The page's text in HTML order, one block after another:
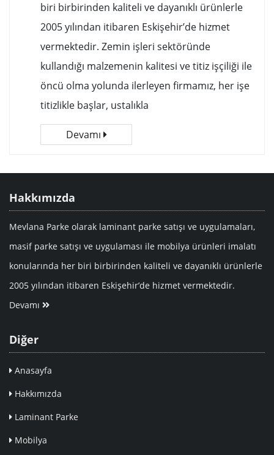
biri birbirinden kaliteli ve dayanıklı ürünlerle
2005 yılından itibaren Eskişehir’de hizmet
vermektedir. Zemin işleri sektöründe
kullandığı malzemenin kalitesi ve titiz işçiliği ile
öncü olma yolunda ilerleyen firmamız, her işe
titizlikle başlar, ustalıkla
Devamı
Hakkımızda
Mevlana Parke olarak laminant parke satışı ve uygulamaları,
masif parke satışı ve uygulaması ile mobilya ürünleri imalatı
konularında her biri birbirinden kaliteli ve dayanıklı ürünlerle
2005 yılından itibaren Eskişehir’de hizmet vermektedir.
Devamı
Diğer
Anasayfa
Hakkımızda
Laminant Parke
Mobilya